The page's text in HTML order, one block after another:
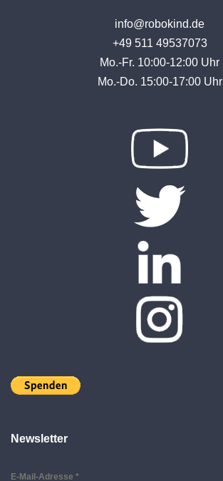
info@robokind.de
+49 511 49537073
Mo.-Fr. 10:00-12:00 Uhr
Mo.-Do. 15:00-17:00 Uhr
Newsletter
E-Mail-Adresse *